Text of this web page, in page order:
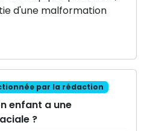
d'une malformation
par la rédaction
enfant a une
?